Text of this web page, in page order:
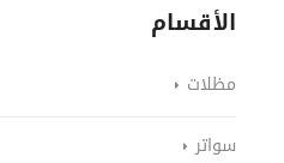
الأقسام
مظلات
سواتر